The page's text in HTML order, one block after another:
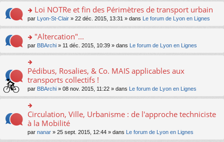
e
nt
u
ré
c
e
nt
n
n
le
pl
u
s
ré
c
e
nt
a
g
e
n
n
le
pl
u
s
c
nt
le
m
e
a
g
e
n
o
n
lu
le
pl
u
s
ré
e
ult
er
le
m
e
s
g
e
n
o
n
lu
le
pl
u
o
n
ult
er
le
m
e
s
a
e
n
o
n
Loi NOTRe et fin des Périmètres de transport urbain
par Lyon-St-Clair » 22 déc. 2015, 13:31 » dans Le forum de Lyon en Lignes
o
n
s
ult
er
le
m
e
s
s
a
g
e
"Altercation"...
par BBArchi » 11 déc. 2015, 10:39 » dans Le forum de Lyon en Lignes
o
n
ult
er
le
m
e
s
Pédibus, Rosalies, & Co. MAIS applicables aux
transports collectifs !
par BBArchi » 08 nov. 2015, 11:22 » dans Le forum de Lyon en Lignes
o
n
ult
Circulation, Ville, Urbanisme : de l'approche techniciste
à la Mobilité
par nanar » 25 sept. 2015, 12:44 » dans Le forum de Lyon en Lignes